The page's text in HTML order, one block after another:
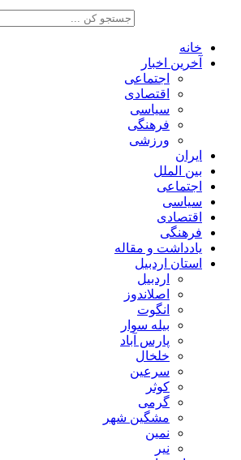
خانه
آخرین اخبار
اجتماعی
اقتصادی
سیاسی
فرهنگی
ورزشی
ایران
بین الملل
اجتماعی
سیاسی
اقتصادی
فرهنگی
یادداشت و مقاله
استان اردبیل
اردبیل
اصلاندوز
انگوت
بیله سوار
پارس آباد
خلخال
سرعین
کوثر
گرمی
مشگین شهر
نمین
نیر